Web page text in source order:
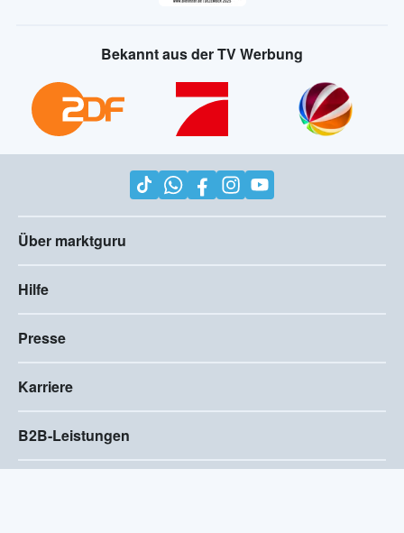
Bekannt aus der TV Werbung
Über marktguru
Hilfe
Presse
Karriere
B2B-Leistungen